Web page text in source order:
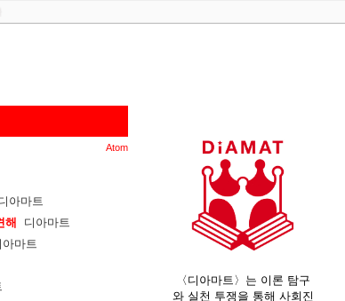
Atom
아마트
해 디아마트
아마트
〈디아마트〉는 이론 탐구
와 실천 투쟁을 통해 사회진